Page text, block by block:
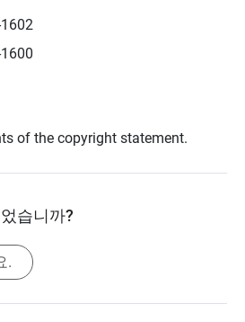
of the copyright statement.
습니까?
.